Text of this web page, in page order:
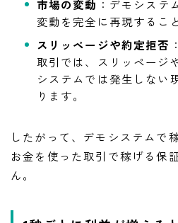
市場の変動 ：デモシステ
変動を完全に再現するこ
スリッページや約定拒否
取引では、スリッページ
システムでは発生しない
ります。
したがって、デモシステムで
お金を使った取引で稼げる保
ん。